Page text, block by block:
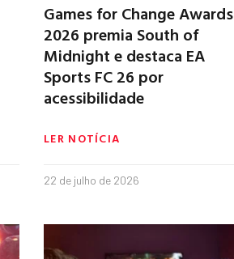
Games for Change Awards
2026 premia South of
Midnight e destaca EA
Sports FC 26 por
acessibilidade
LER NOTÍCIA
22 de julho de 2026